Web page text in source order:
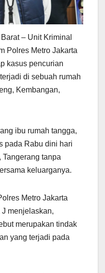
– Unit Kriminal
Polres Metro Jakarta
kasus pencurian
di sebuah rumah
Kembangan,
ibu rumah tangga,
pada Rabu dini hari
tanpa
keluarganya.
Metro Jakarta
menjelaskan,
merupakan tindak
yang terjadi pada